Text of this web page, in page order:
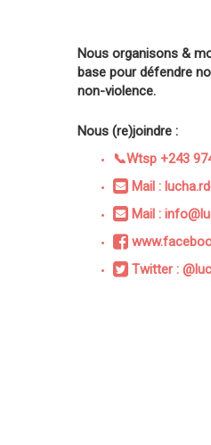
Nous organisons &
base pour défendre
non-violence.
Nous (re)joindre :
📞Wtsp +243
Mail :
Mail :
Twitter :